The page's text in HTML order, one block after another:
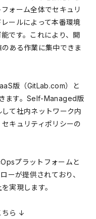
ォーム全体でセキュリ
ールによって本番環境
です。これにより、開
ある作業に集中できま
版（GitLab.com）と
ます。Self-Managed版
て社内ネットワーク内
キュリティポリシーの
プラットフォームと
ーが提供されており、
実現します。
ちら ↓